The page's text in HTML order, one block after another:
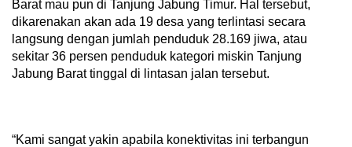
Barat mau pun di Tanjung Jabung Timur. Hal tersebut,
dikarenakan akan ada 19 desa yang terlintasi secara
langsung dengan jumlah penduduk 28.169 jiwa, atau
sekitar 36 persen penduduk kategori miskin Tanjung
Jabung Barat tinggal di lintasan jalan tersebut.
“Kami sangat yakin apabila konektivitas ini terbangun